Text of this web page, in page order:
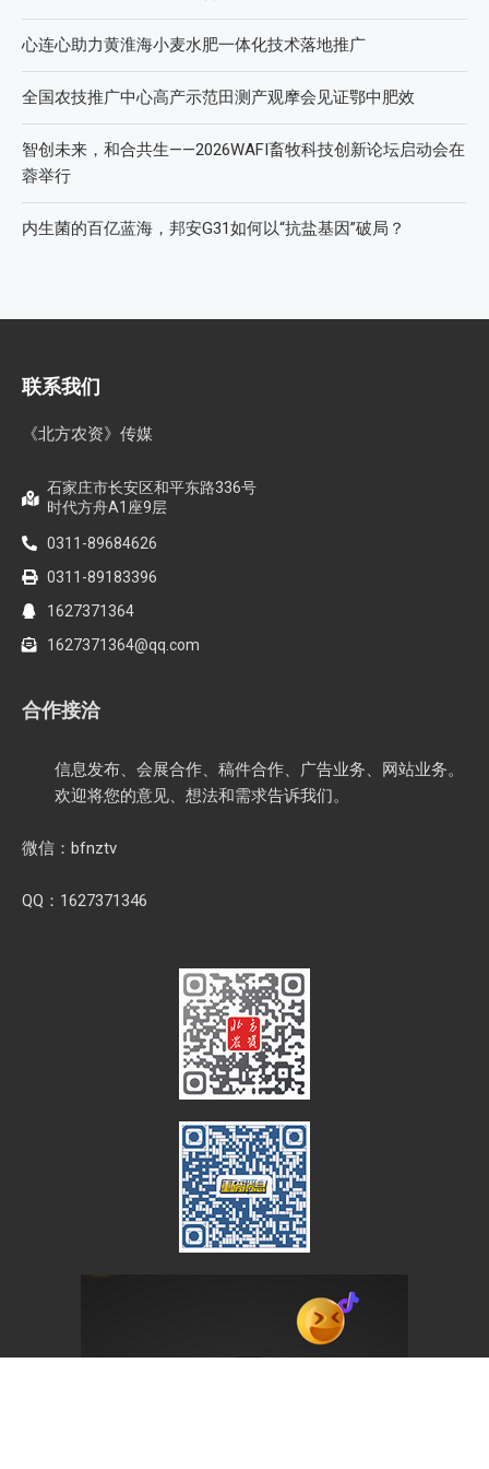
心连心助力黄淮海小麦水肥一体化技术落地推广
全国农技推广中心高产示范田测产观摩会见证鄂中肥效
智创未来，和合共生——2026WAFI畜牧科技创新论坛启动会在
蓉举行
内生菌的百亿蓝海，邦安G31如何以“抗盐基因”破局？
联系我们
《北方农资》传媒
石家庄市长安区和平东路336号
时代方舟A1座9层
0311-89684626
0311-89183396
1627371364
1627371364@qq.com
合作接洽
信息发布、会展合作、稿件合作、广告业务、网站业务。
欢迎将您的意见、想法和需求告诉我们。
微信：bfnztv
QQ：1627371346